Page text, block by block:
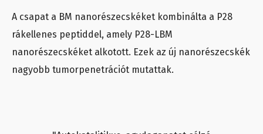
A csapat a BM nanorészecskéket kombinálta a P28
rákellenes peptiddel, amely P28-LBM
nanorészecskéket alkotott. Ezek az új nanorészecskék
nagyobb tumorpenetrációt mutattak.